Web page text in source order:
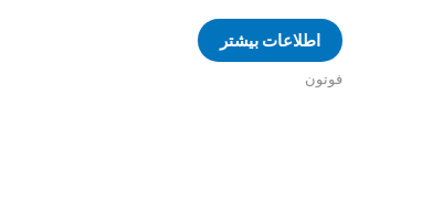
اطلاعات بیشتر
فوتون